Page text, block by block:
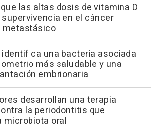
las altas dosis de vitamina D
en el cáncer
metastásico
identifica una bacteria asociada
más saludable y una
embrionaria
desarrollan una terapia
la periodontitis que
microbiota oral